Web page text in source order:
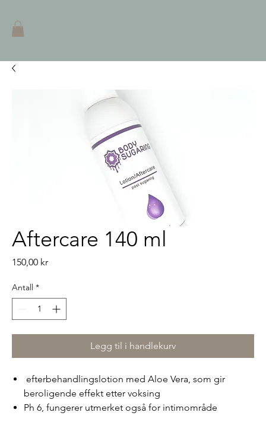
Aftercare 140 ml
150,00 krPris
Antall *
Legg til i handlekurv
efterbehandlingslotion med Aloe Vera, som gir
beroligende effekt etter voksing
Ph 6, fungerer utmerket også for intimområde